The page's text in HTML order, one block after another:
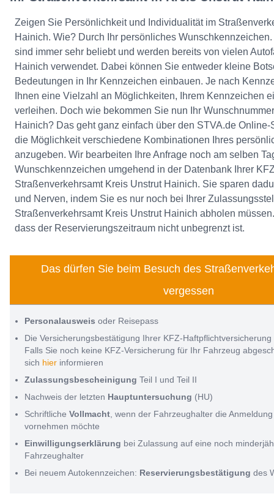
Zeigen Sie Persönlichkeit und Individualität im
Hainich. Wie? Durch Ihr persönliches
sind immer sehr beliebt und werden bereits von vielen
Hainich verwendet. Dabei können Sie entweder kleine
Bedeutungen in Ihr Kennzeichen einbauen. Je nach
Ihnen eine Vielzahl an Möglichkeiten, Ihrem Kennzeichen
verleihen. Doch wie bekommen Sie nun Ihr
Hainich? Das geht ganz einfach über den STVA.de
die Möglichkeit verschiedene Kombinationen Ihres
anzugeben. Wir bearbeiten Ihre Anfrage noch am selben
Wunschkennzeichen umgehend in der Datenbank Ihrer
Straßenverkehrsamt Kreis Unstrut Hainich. Sie sparen
und Nerven, indem Sie es nur noch bei Ihrer
Straßenverkehrsamt Kreis Unstrut Hainich abholen
dass der Reservierungszeitraum nicht unbegrenzt ist.
Das dürfen Sie beim Besuch des
vergessen
Personalausweis oder Reisepass
Die Versicherungsbestätigung Ihrer KFZ-
Falls Sie noch keine KFZ-Versicherung für Ihr Fahrzeug
sich hier informieren
Zulassungsbescheinigung Teil I und Teil II
Nachweis der letzten Hauptuntersuchung (HU)
Schriftliche Vollmacht , wenn der Fahrzeughalter die
vornehmen möchte
Einwilligungserklärung bei Zulassung auf eine noch
Fahrzeughalter
Bei neuem Autokennzeichen: Reservierungsbestätigung des